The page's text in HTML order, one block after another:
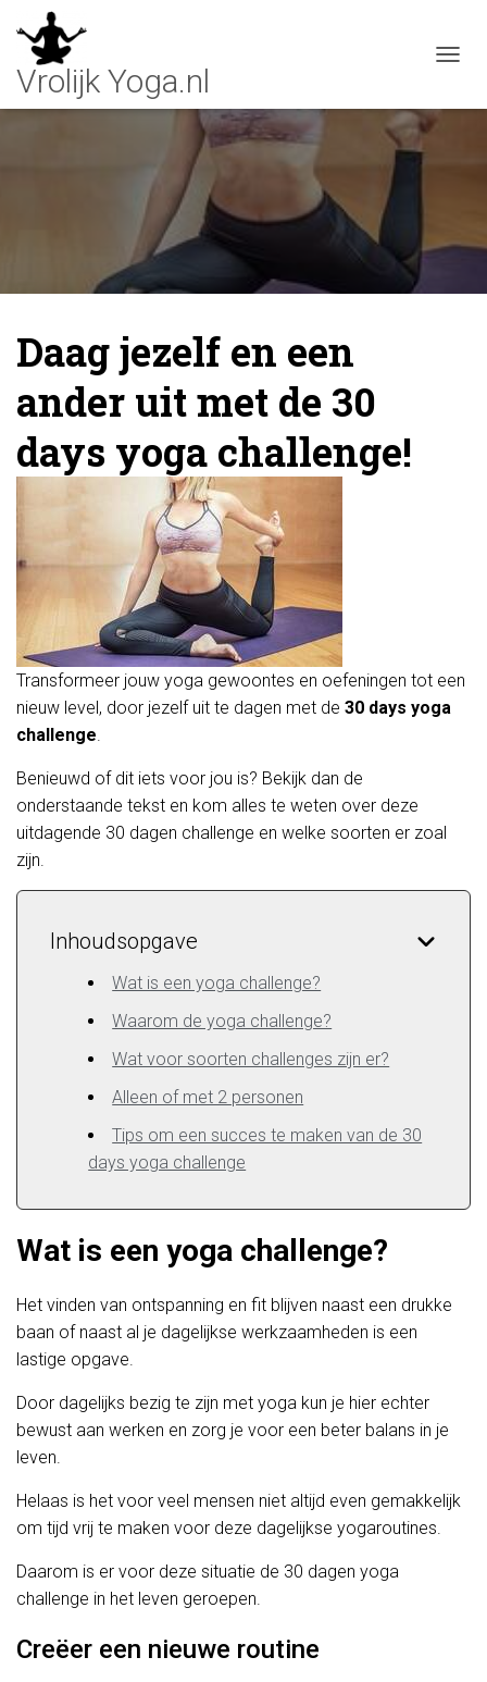
G
A
Daag jezelf en een
ander uit met de 30
days yoga challenge!
Transformeer jouw yoga gewoontes en oefeningen tot een
nieuw level, door jezelf uit te dagen met de 30 days yoga
challenge.
Benieuwd of dit iets voor jou is? Bekijk dan de
onderstaande tekst en kom alles te weten over deze
uitdagende 30 dagen challenge en welke soorten er zoal
zijn.
Inhoudsopgave
Wat is een yoga challenge?
Waarom de yoga challenge?
Wat voor soorten challenges zijn er?
Alleen of met 2 personen
Tips om een succes te maken van de 30
days yoga challenge
Wat is een yoga challenge?
Het vinden van ontspanning en fit blijven naast een drukke
baan of naast al je dagelijkse werkzaamheden is een
lastige opgave.
Door dagelijks bezig te zijn met yoga kun je hier echter
bewust aan werken en zorg je voor een beter balans in je
leven.
Helaas is het voor veel mensen niet altijd even gemakkelijk
om tijd vrij te maken voor deze dagelijkse yogaroutines.
Daarom is er voor deze situatie de 30 dagen yoga
challenge in het leven geroepen.
Creëer een nieuwe routine